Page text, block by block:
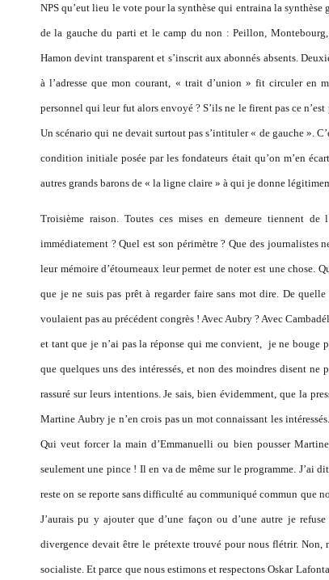
NPS qu’eut lieu le vote pour la synthèse qui entraina la
de la gauche du parti et le camp du non : Peillon,
Hamon devint transparent et s’inscrit aux abonnés absents.
à l’adresse que mon courant, « trait d’union » fit circuler en
personnel qui leur fut alors envoyé ? S’ils ne le firent pas ce
Un scénario qui ne devait surtout pas s’intituler « de gauche ».
condition initiale posée par les fondateurs était qu’on m’en
autres grands barons de « la ligne claire » à qui je donne
Troisième raison. Toutes ces mises en demeure tiennent
immédiatement ? Quel est son périmètre ?Que des journalistes
leur mémoire d’étourneaux leur permet de noter est une chose.
que je ne suis pas prêt à regarder faire sans mot dire. De
voulaient pas au précédent congrès ! Avec Aubry ? Avec
et tant que je n’ai pas la réponse qui me convient, je ne bouge
que quelques uns des intéressés, et non des moindres disent
rassuré sur leurs intentions. Je sais, bien évidemment, que la
Martine Aubry je n’en crois pas un mot connaissant les
Qui veut forcer la main d’Emmanuelli ou bien pousser
seulement une pince ! Il en va de même sur le programme. J’ai
reste on se reporte sans difficulté au communiqué commun que
J’aurais pu y ajouter que d’une façon ou d’une autre je
divergence devait être le prétexte trouvé pour nous flétrir. Non,
socialiste. Et parce que nous estimons et respectons Oskar